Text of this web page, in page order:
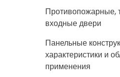
Противопожарные,
входные двери
Панельные
характеристики и
применения